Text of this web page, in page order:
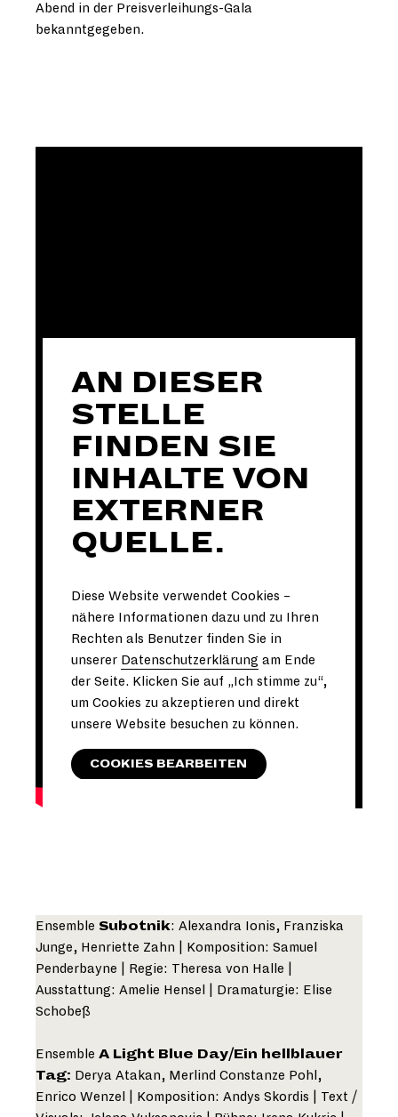
Abend in der Preisverleihungs-Gala
bekanntgegeben.
AN DIESER
STELLE
FINDEN SIE
INHALTE VON
EXTERNER
QUELLE.
Diese Website verwendet Cookies –
nähere Informationen dazu und zu Ihren
Rechten als Benutzer finden Sie in
unserer Datenschutzerklärung am Ende
der Seite. Klicken Sie auf „Ich stimme zu“,
um Cookies zu akzeptieren und direkt
unsere Website besuchen zu können.
COOKIES BEARBEITEN
Ensemble Subotnik: Alexandra Ionis, Franziska
Junge, Henriette Zahn | Komposition: Samuel
Penderbayne | Regie: Theresa von Halle |
Ausstattung: Amelie Hensel | Dramaturgie: Elise
Schobeß
Ensemble A Light Blue Day/Ein hellblauer
Tag: Derya Atakan, Merlind Constanze Pohl,
Enrico Wenzel | Komposition: Andys Skordis | Text /